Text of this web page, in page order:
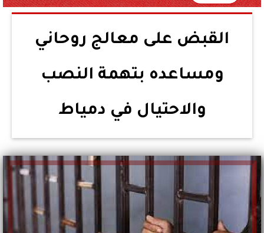
القبض على معالج روحاني
ومساعده بتهمة النصب
والاحتيال في دمياط